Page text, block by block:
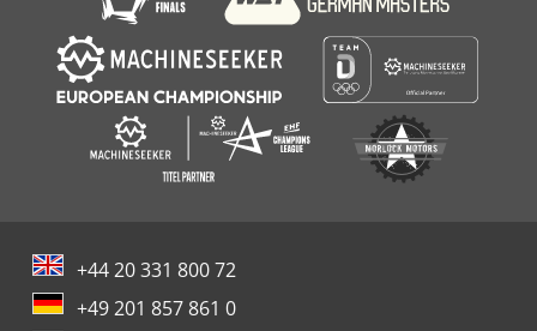
+44 20 331 800 72
+49 201 857 861 0